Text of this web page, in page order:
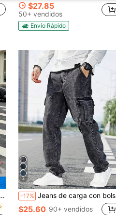
$27.85
50+ vendidos
Envío Rápido
4
-17% Jeans de carga con bolsillo con solapa en los lados para hombres, jeans de carga rectos de pierna larga de unicolor lavado en gris oscuro, regalo adecuado para el esposo o novio
$25.60 90+ vendidos